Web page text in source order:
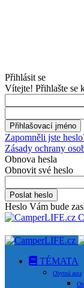
Přihlásit se
Vítejte! Přihlašte se
Zapomněli jste
Zásady ochrany
Obnova hesla
Obnovit své heslo
Heslo Vám bude
TÉMATA
Obytná auta